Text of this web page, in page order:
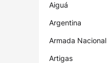
Aiguá
Argentina
Armada Nacional
Artigas